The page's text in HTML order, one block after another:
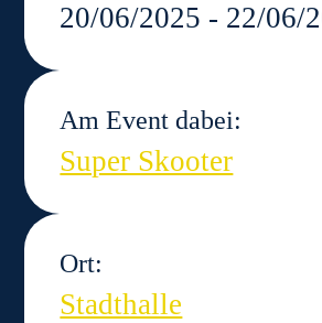
20/06/2025 - 22/06/
Am Event dabei:
Super Skooter
Ort:
Stadthalle